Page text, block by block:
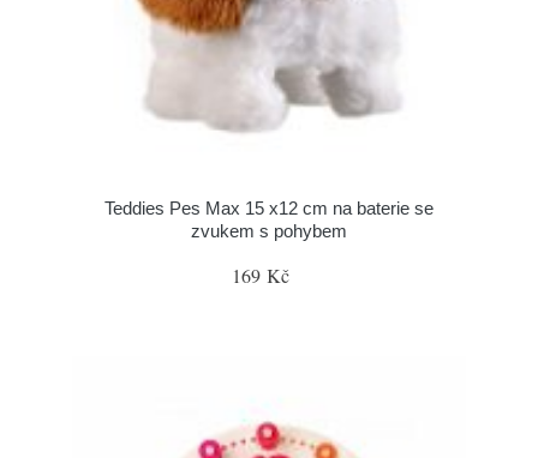
Teddies Pes Max 15 x12 cm na baterie se
zvukem s pohybem
169 Kč